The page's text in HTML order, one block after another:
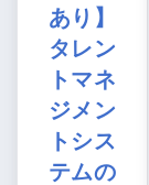
あり】
タレン
トマネ
ジメン
トシス
テムの